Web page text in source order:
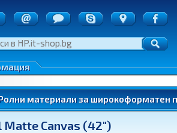
Последна
на пратките
по ОП ИК
материали за широкоформатен
Matte Canvas (42")